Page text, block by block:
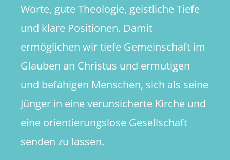
Worte, gute Theologie, geistliche Tiefe
und klare Positionen. Damit
ermöglichen wir tiefe Gemeinschaft im
Glauben an Christus und ermutigen
und befähigen Menschen, sich als seine
Jünger in eine verunsicherte Kirche und
eine orientierungslose Gesellschaft
senden zu lassen.